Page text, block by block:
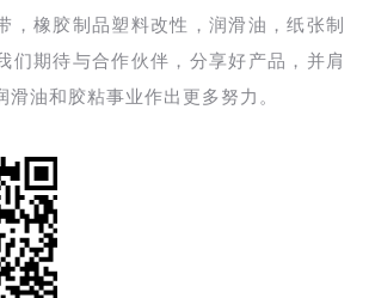
，橡胶制品塑料改性，润滑油，纸张制
们期待与合作伙伴，分享好产品，并肩
滑油和胶粘事业作出更多努力。